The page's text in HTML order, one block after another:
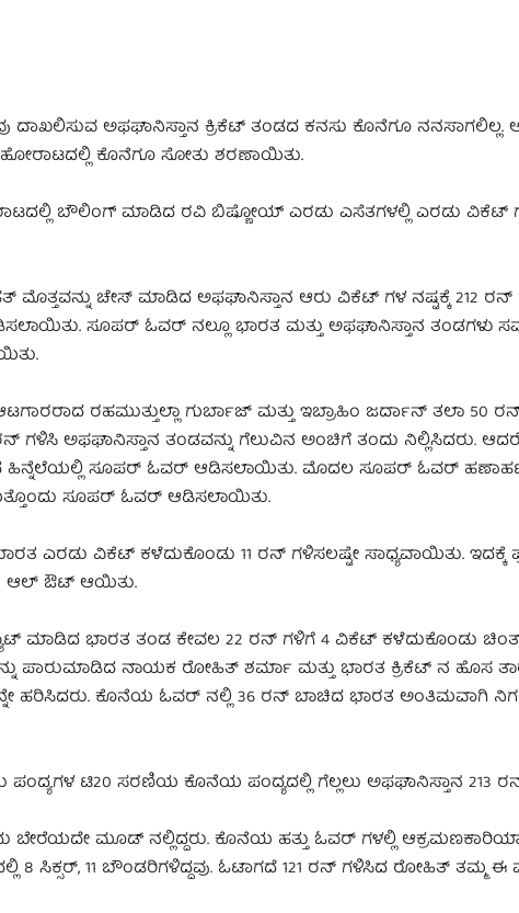
ದಾಖಲಿಸುವ ಅಫಘಾನಿಸ್ತಾನ ಕ್ರಿಕೆಟ್ ತಂಡದ ಕನಸು ಕೊನೆಗೂ ನನಸಾಗಲಿಲ್ಲ.
ಕೊನೆಗೂ ಸೋತು ಶರಣಾಯಿತು.
ಬೌಲಿಂಗ್ ಮಾಡಿದ ರವಿ ಬಿಷ್ಣೋಯ್ ಎರಡು ಎಸೆತಗಳಲ್ಲಿ ಎರಡು ವಿಕೆಟ್
ಮೊತ್ತವನ್ನು ಚೇಸ್ ಮಾಡಿದ ಅಫಘಾನಿಸ್ತಾನ ಆರು ವಿಕೆಟ್ ಗಳ ನಷ್ಟಕ್ಕೆ 212
ಸೂಪರ್ ಓವರ್ ನಲ್ಲೂ ಭಾರತ ಮತ್ತು ಅಫಘಾನಿಸ್ತಾನ ತಂಡಗಳು
ರಹಮುತ್ತುಲ್ಲಾ ಗುರ್ಬಾಜ್ ಮತ್ತು ಇಬ್ರಾಹಿಂ‌ ಜರ್ದಾನ್ ತಲಾ 50
ಗಳಿಸಿ ಅಫಘಾನಿಸ್ತಾನ ತಂಡವನ್ನು ಗೆಲುವಿನ ಅಂಚಿಗೆ ತಂದು ನಿಲ್ಲಿಸಿದರು.
ಹಿನ್ನೆಲೆಯಲ್ಲಿ ಸೂಪರ್ ಓವರ್ ಆಡಿಸಲಾಯಿತು. ಮೊದಲ ಸೂಪರ್ ಓವರ್
ಸೂಪರ್ ಓವರ್ ಆಡಿಸಲಾಯಿತು.
ಎರಡು ವಿಕೆಟ್ ಕಳೆದುಕೊಂಡು 11 ರನ್ ಗಳಿಸಲಷ್ಟೇ ಸಾಧ್ಯವಾಯಿತು. ಇದಕ್ಕೆ
ಆಲ್ ಔಟ್ ಆಯಿತು.
ಮಾಡಿದ ಭಾರತ ತಂಡ ಕೇವಲ 22 ರನ್ ಗಳಿಗೆ 4 ವಿಕೆಟ್ ಕಳೆದುಕೊಂಡು
ಪಾರುಮಾಡಿದ ನಾಯಕ ರೋಹಿತ್ ಶರ್ಮಾ ಮತ್ತು ಭಾರತ ಕ್ರಿಕೆಟ್ ನ ಹೊಸ
ಹರಿಸಿದರು. ಕೊನೆಯ ಓವರ್ ನಲ್ಲಿ 36 ರನ್ ಬಾಚಿದ ಭಾರತ ಅಂತಿಮವಾಗಿ
ಪಂದ್ಯಗಳ ಟಿ20 ಸರಣಿಯ ಕೊನೆಯ ಪಂದ್ಯದಲ್ಲಿ ಗೆಲ್ಲಲು ಅಫಘಾನಿಸ್ತಾನ 213
ಮೂಡ್ ನಲ್ಲಿದ್ದರು. ಕೊನೆಯ ಹತ್ತು ಓವರ್ ಗಳಲ್ಲಿ
8 ಸಿಕ್ಸರ್, 11 ಬೌಂಡರಿಗಳಿದ್ದವು. ಓಟಾಗದೆ 121 ರನ್ ಗಳಿಸಿದ ರೋಹಿತ್ ತಮ್ಮ